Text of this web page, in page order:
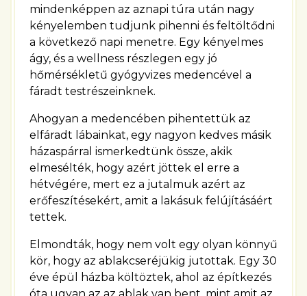
mindenképpen az aznapi túra után nagy
kényelemben tudjunk pihenni és feltöltődni
a következő napi menetre. Egy kényelmes
ágy, és a wellness részlegen egy jó
hőmérsékletű gyógyvizes medencével a
fáradt testrészeinknek.
Ahogyan a medencében pihentettük az
elfáradt lábainkat, egy nagyon kedves másik
házaspárral ismerkedtünk össze, akik
elmesélték, hogy azért jöttek el erre a
hétvégére, mert ez a jutalmuk azért az
erőfeszítésekért, amit a lakásuk felújításáért
tettek.
Elmondták, hogy nem volt egy olyan könnyű
kör, hogy az ablakcseréjükig jutottak. Egy 30
éve épül házba költöztek, ahol az építkezés